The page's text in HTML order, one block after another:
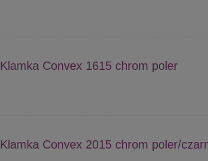
Klamka Convex 1615 chrom poler
Klamka Convex 2015 chrom poler/